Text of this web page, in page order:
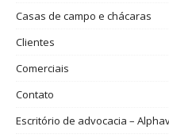
Casas de campo e chácaras
Clientes
Comerciais
Contato
Escritório de advocacia –